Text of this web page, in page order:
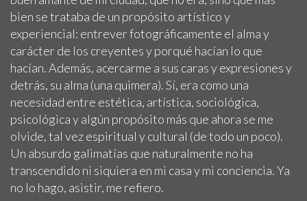
bien se trataba de un propósito artístico y
experiencial: entrever fotográficamente el alma y
carácter de los creyentes y porqué hacían lo que
hacían. Además, acercarme a sus caras y expresiones y
detrás, su alma (una quimera). Sí, era como una
necesidad entre estética, artística, sociológica,
psicológica y algún propósito más que ahora se me
olvide, tal vez espiritual y cultural (de todo un poco).
Un absurdo galimatías que naturalmente no ha
transcendido ni siquiera en mi casa y mi conciencia. Ya
no lo hago, asistir, me refiero.